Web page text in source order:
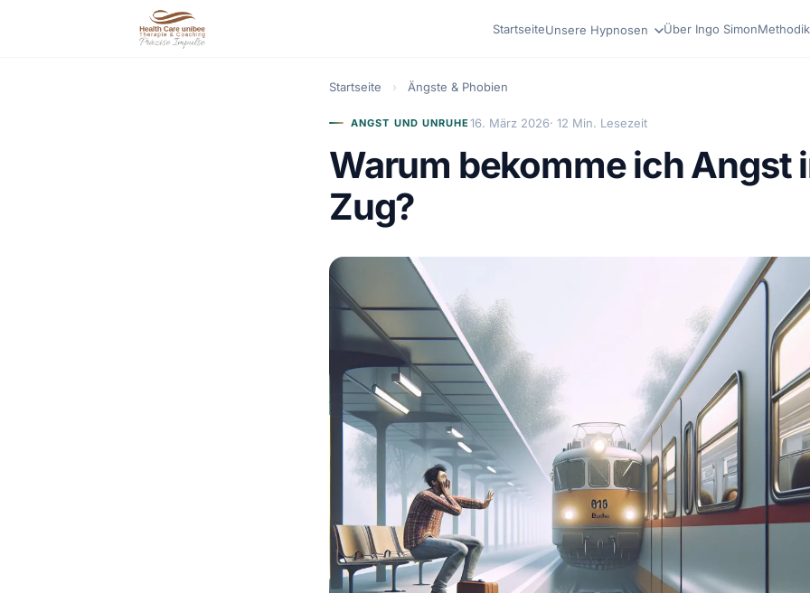
StartseiteUnsere Hypnosen Über Ingo SimonMethodik
Startseite › Ängste & Phobien
ANGST UND UNRUHE 16. März 2026· 12 Min. Lesezeit
Warum bekomme ich Angst
Zug?